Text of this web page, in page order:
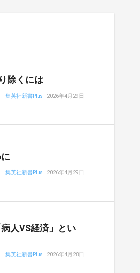
除くには
集英社新書Plus 2026年4月29日
集英社新書Plus 2026年4月29日
人VS経済」とい
集英社新書Plus 2026年4月28日